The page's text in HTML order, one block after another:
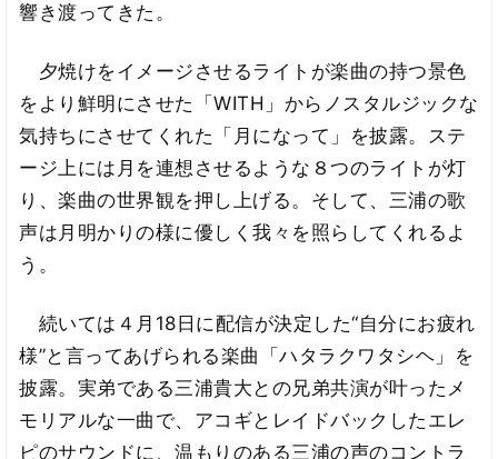
響き渡ってきた。
夕焼けをイメージさせるライトが楽曲の持つ景色
をより鮮明にさせた「WITH」からノスタルジックな
気持ちにさせてくれた「月になって」を披露。ステ
ージ上には月を連想させるような８つのライトが灯
り、楽曲の世界観を押し上げる。そして、三浦の歌
声は月明かりの様に優しく我々を照らしてくれるよ
う。
続いては４月18日に配信が決定した“自分にお疲れ
様”と言ってあげられる楽曲「ハタラクワタシヘ」を
披露。実弟である三浦貴大との兄弟共演が叶ったメ
モリアルな一曲で、アコギとレイドバックしたエレ
ピのサウンドに、温もりのある三浦の声のコントラ